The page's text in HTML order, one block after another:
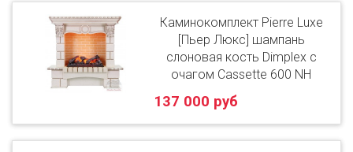
Каминокомплект Pierre Luxe
[Пьер Люкс] шампань
слоновая кость Dimplex с
очагом Cassette 600 NH
137 000 руб